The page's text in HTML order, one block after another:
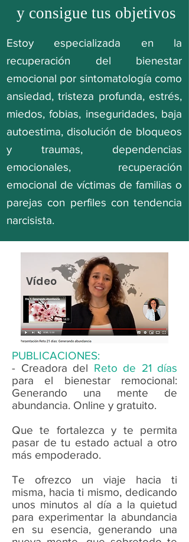
y consigue tus objetivos
Estoy especializada en la
recuperación del bienestar
emocional por sintomatología como
ansiedad, tristeza profunda, estrés,
miedos, fobias, inseguridades, baja
autoestima, disolución de bloqueos
y traumas, dependencias
emocionales, recuperación
emocional de víctimas de familias o
parejas con perfiles con tendencia
narcisista.
Vídeo
PUBLICACIONES:
- Creadora del Reto de 21 días
para el bienestar remocional:
Generando una mente de
abundancia. Online y gratuito.
Que te fortalezca y te permita
pasar de tu estado actual a otro
más empoderado.
Te ofrezco un viaje hacia ti
misma, hacia ti mismo, dedicando
unos minutos al día a la quietud
para experimentar la abundancia
en su esencia, generando una